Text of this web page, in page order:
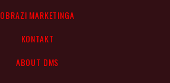
OBRAZI MARKETINGA
KONTAKT
ABOUT DMS